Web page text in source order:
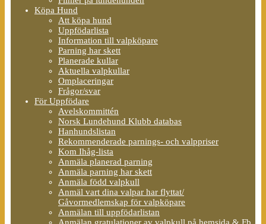
Köpa Hund
Att köpa hund
Uppfödarlista
Information till valpköpare
Parning har skett
Planerade kullar
Aktuella valpkullar
Omplaceringar
Frågor/svar
För Uppfödare
Avelskommittén
Norsk Lundehund Klubb databas
Hanhundslistan
Rekommenderade parnings- och valppriser
Kom Ihåg-lista
Anmäla planerad parning
Anmäla parning har skett
Anmäla född valpkull
Anmäl vart dina valpar har flyttat/
Gåvormedlemskap för valpköpare
Anmälan till uppfödarlistan
Anmälan gratulationer av valpkull på hemsida & Fb